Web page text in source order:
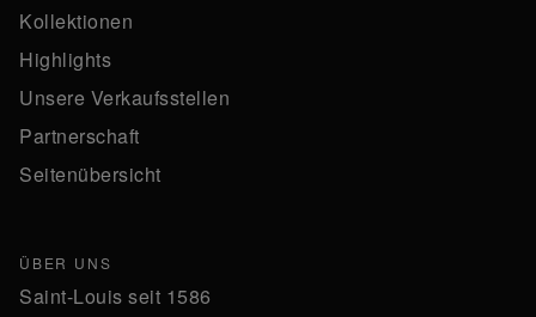
Kollektionen
Highlights
Unsere Verkaufsstellen
Partnerschaft
Seitenübersicht
ÜBER UNS
Saint-Louis seit 1586